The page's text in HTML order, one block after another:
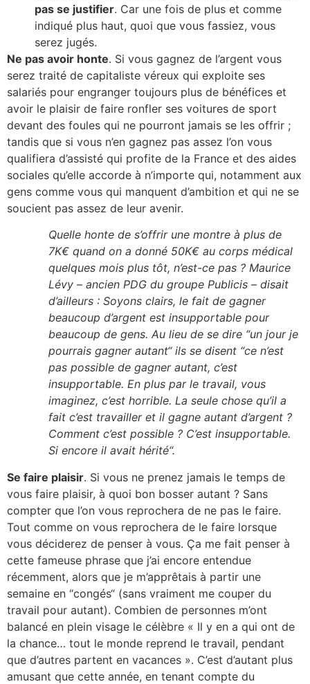
pas se justifier. Car une fois de plus et comme
indiqué plus haut, quoi que vous fassiez, vous
serez jugés.
Ne pas avoir honte. Si vous gagnez de l’argent vous
serez traité de capitaliste véreux qui exploite ses
salariés pour engranger toujours plus de bénéfices et
avoir le plaisir de faire ronfler ses voitures de sport
devant des foules qui ne pourront jamais se les offrir ;
tandis que si vous n’en gagnez pas assez l’on vous
qualifiera d’assisté qui profite de la France et des aides
sociales qu’elle accorde à n’importe qui, notamment aux
gens comme vous qui manquent d’ambition et qui ne se
soucient pas assez de leur avenir.
Quelle honte de s’offrir une montre à plus de
7K€ quand on a donné 50K€ au corps médical
quelques mois plus tôt, n’est-ce pas ? Maurice
Lévy – ancien PDG du groupe Publicis – disait
d’ailleurs : Soyons clairs, le fait de gagner
beaucoup d’argent est insupportable pour
beaucoup de gens. Au lieu de se dire “un jour je
pourrais gagner autant“ ils se disent “ce n’est
pas possible de gagner autant, c’est
insupportable. En plus par le travail, vous
imaginez, c’est horrible. La seule chose qu’il a
fait c’est travailler et il gagne autant d’argent ?
Comment c’est possible ? C’est insupportable.
Si encore il avait hérité“.
Se faire plaisir. Si vous ne prenez jamais le temps de
vous faire plaisir, à quoi bon bosser autant ? Sans
compter que l’on vous reprochera de ne pas le faire.
Tout comme on vous reprochera de le faire lorsque
vous déciderez de penser à vous. Ça me fait penser à
cette fameuse phrase que j’ai encore entendue
récemment, alors que je m’apprêtais à partir une
semaine en “congés“ (sans vraiment me couper du
travail pour autant). Combien de personnes m’ont
balancé en plein visage le célèbre « Il y en a qui ont de
la chance… tout le monde reprend le travail, pendant
que d’autres partent en vacances ». C’est d’autant plus
amusant que cette année, en tenant compte du